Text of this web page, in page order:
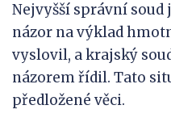
Nejvyšší správní
názor na výklad
vyslovil, a krajský
názorem řídil. Tato
předložené věci.